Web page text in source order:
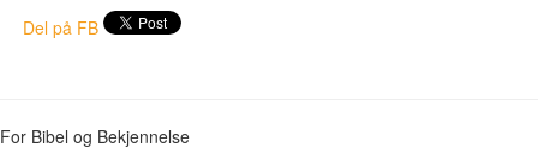
Del på FB
For Bibel og Bekjennelse